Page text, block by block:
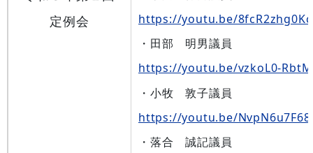
定例会
https://youtu.be/8fcR2zhg0Kc
・田部 明男議員
https://youtu.be/vzkoL0-RbtM
・小牧 敦子議員
https://youtu.be/
・落合 誠記議員